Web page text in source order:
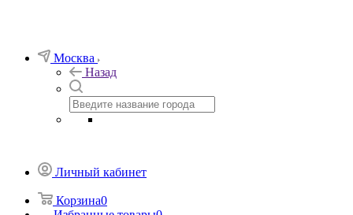
Москва
Назад
Личный кабинет
Корзина0